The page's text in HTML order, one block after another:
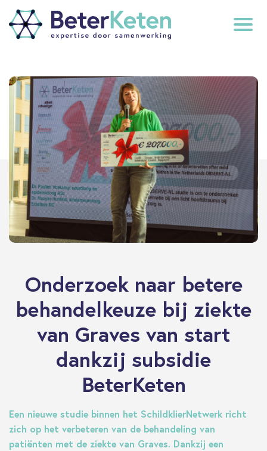
to
top
subscribe
Onderzoek naar betere
behandelkeuze bij ziekte
van Graves van start
dankzij subsidie
BeterKeten
Een nieuwe studie binnen het SchildklierNetwerk richt
zich op het verbeteren van de behandeling van
patiënten met de ziekte van Graves. Dankzij een